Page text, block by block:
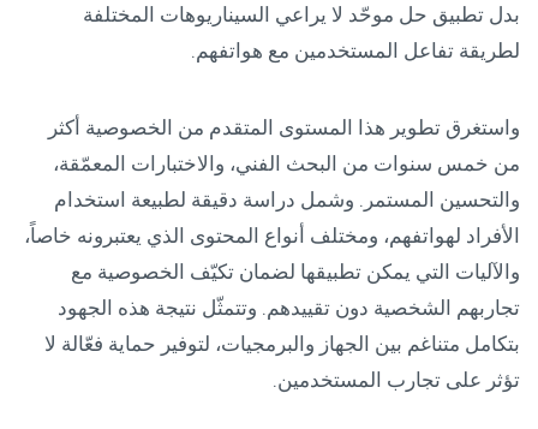
بدل تطبيق حل موحّد لا يراعي السيناريوهات المختلفة
لطريقة تفاعل المستخدمين مع هواتفهم.
واستغرق تطوير هذا المستوى المتقدم من الخصوصية أكثر
من خمس سنوات من البحث الفني، والاختبارات المعمّقة،
والتحسين المستمر. وشمل دراسة دقيقة لطبيعة استخدام
الأفراد لهواتفهم، ومختلف أنواع المحتوى الذي يعتبرونه خاصاً،
والآليات التي يمكن تطبيقها لضمان تكيّف الخصوصية مع
تجاربهم الشخصية دون تقييدهم. وتتمثّل نتيجة هذه الجهود
بتكامل متناغم بين الجهاز والبرمجيات، لتوفير حماية فعّالة لا
تؤثر على تجارب المستخدمين.